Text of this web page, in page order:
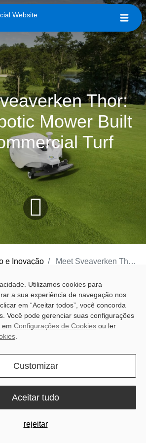
Thor:
Mower Built
Turf
e Inovação Meet Sveaverken Thor: The Robotic Mower Built for Commercial Turf
is evolving fast. Labor costs are rising,
and clients expect pristine results with
impact.
Sveaverken Thoranswers the call
built for golf courses, sports fields,
grounds. Equipped with
control—all in one smart, durable
Utilizamos cookies para
a sua experiência de navegação nos
em “Aceitar todos”, você concorda
Você pode gerenciar suas configurações
em Configurações de Cookies ou ler
Customizar
rejeitar
Aceitar tudo